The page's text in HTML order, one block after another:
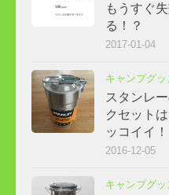
もうすぐ
る！？
2017-01-04
キャンプグッ
スタンレ
クセット
ッコイイ！
2016-12-05
キャンプグッ